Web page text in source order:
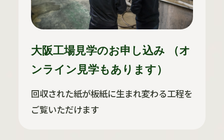
大阪工場見学のお申し込み （オ
ンライン見学もあります）
回収された紙が板紙に生まれ変わる工程を
ご覧いただけます